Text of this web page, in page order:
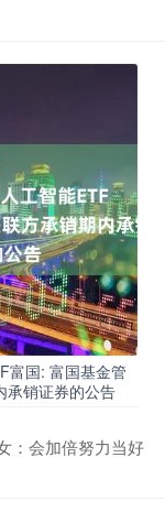
富国: 富国基金管
承销证券的公告
：会加倍努力当好